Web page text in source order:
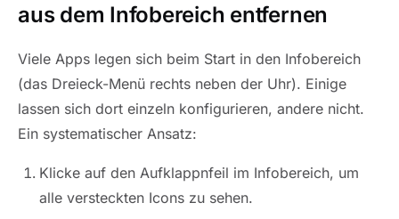
aus dem Infobereich entfernen
Viele Apps legen sich beim Start in den Infobereich
(das Dreieck-Menü rechts neben der Uhr). Einige
lassen sich dort einzeln konfigurieren, andere nicht.
Ein systematischer Ansatz:
Klicke auf den Aufklappnfeil im Infobereich, um
alle versteckten Icons zu sehen.